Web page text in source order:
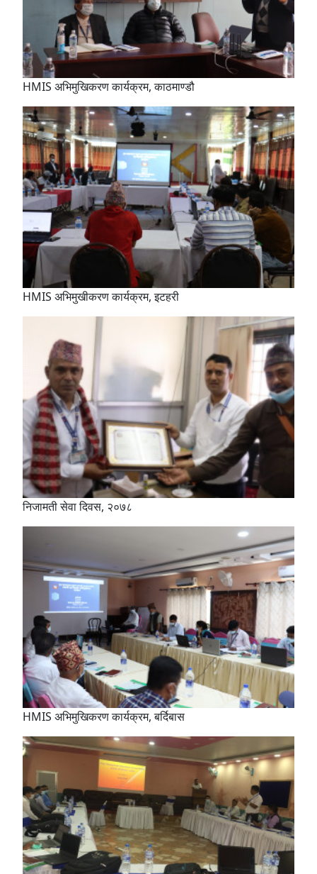
HMIS अभिमुखिकरण कार्यक्रम, काठमाण्डौ
HMIS अभिमुखीकरण कार्यक्रम, इटहरी
निजामती सेवा दिवस, २०७८
HMIS अभिमुखिकरण कार्यक्रम, बर्दिबास